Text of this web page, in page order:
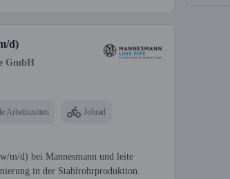
d)
GmbH
Arbeitszeiten Jobrad
m/d) bei Mannesmann und leite
in der Stahlrohrproduktion.